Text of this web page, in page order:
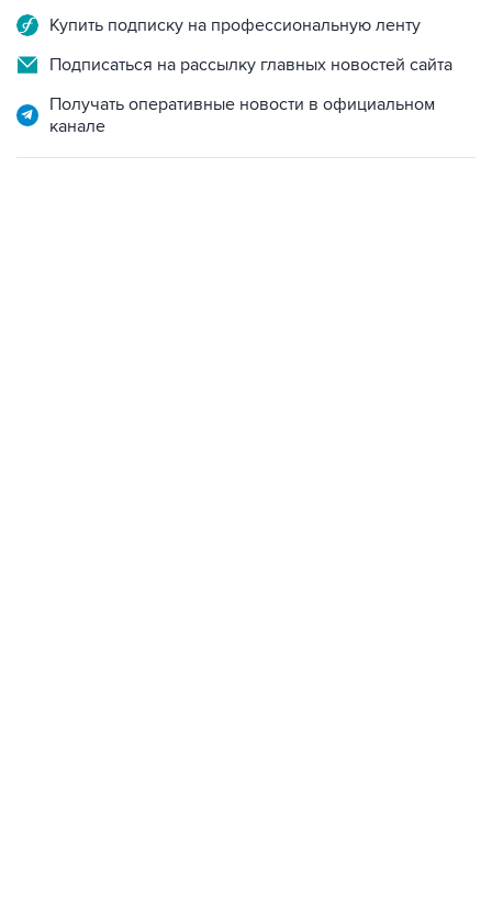
Купить подписку на профессиональную ленту
Подписаться на рассылку главных новостей сайта
Получать оперативные новости в официальном
канале